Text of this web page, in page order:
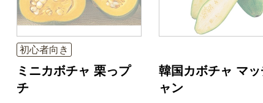
初心者向き
ミニカボチャ 栗っプ
チ
韓国カボチャ マッ
ャン